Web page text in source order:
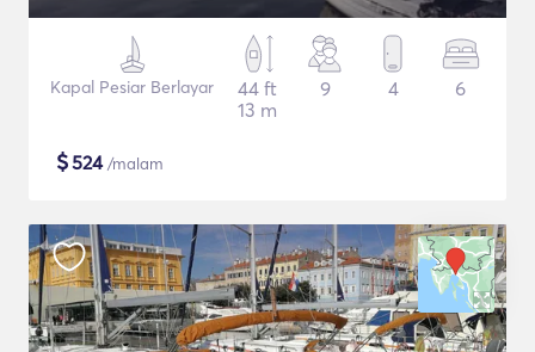
Kapal Pesiar Berlayar
44 ft
13 m
9 4 6
$524/malam